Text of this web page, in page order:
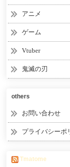
アニメ
ゲーム
Vtuber
鬼滅の刃
others
お問い合わせ
プライバシーポ
Tmatome